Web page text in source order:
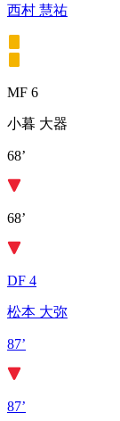
西村 慧祐
MF 6
小暮 大器
68’
68’
DF 4
松本 大弥
87’
87’